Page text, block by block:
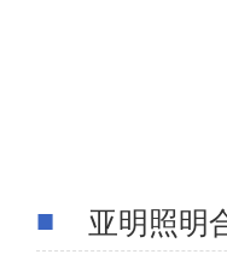
亚明照明